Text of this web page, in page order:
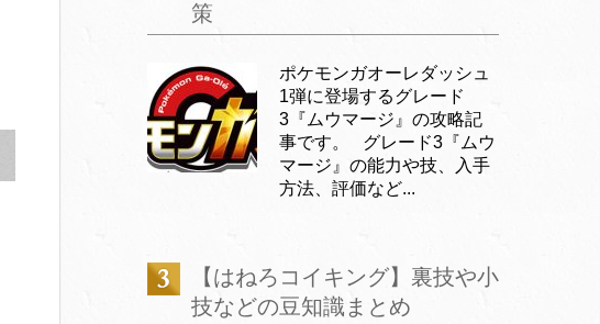
策
ポケモンガオーレダッシュ
1弾に登場するグレード
3『ムウマージ』の攻略記
事です。 グレード3『ムウ
マージ』の能力や技、入手
方法、評価など...
【はねろコイキング】裏技や小
技などの豆知識まとめ